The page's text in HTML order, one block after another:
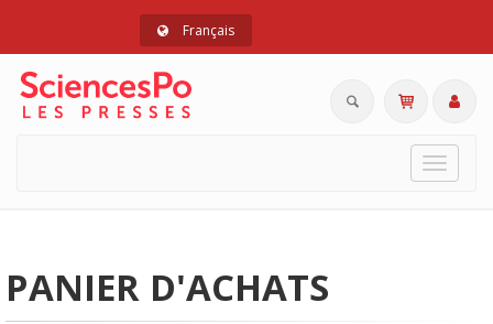
Français
Toggle
PANIER D'ACHATS